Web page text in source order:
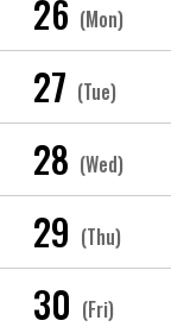
26 (Mon)
27 (Tue)
28 (Wed)
29 (Thu)
30 (Fri)